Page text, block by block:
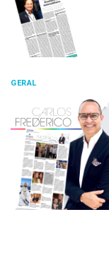
GERAL